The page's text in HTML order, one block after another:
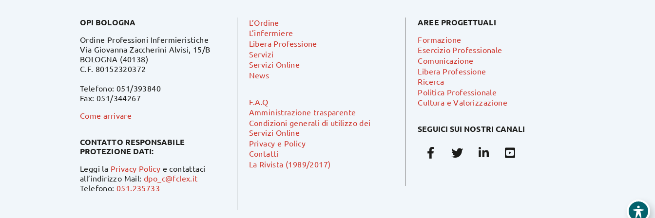
OPI BOLOGNA
Ordine Professioni Infermieristiche
Via Giovanna Zaccherini Alvisi, 15/B
BOLOGNA (40138)
C.F. 80152320372
Telefono: 051/393840
Fax: 051/344267
Come arrivare
CONTATTO RESPONSABILE
PROTEZIONE DATI:
Leggi la Privacy Policy e contattaci
all’indirizzo Mail:dpo_c@fclex.it
Telefono:051.235733
L’Ordine
L’infermiere
Libera Professione
Servizi
Servizi Online
News
F.A.Q
Amministrazione trasparente
Condizioni generali di utilizzo dei
Servizi Online
Privacy e Policy
Contatti
La Rivista (1989/2017)
AREE PROGETTUALI
Formazione
Esercizio Professionale
Comunicazione
Libera Professione
Ricerca
Politica Professionale
Cultura e Valorizzazione
SEGUICI SUI NOSTRI CANALI
FacebookTwitterLinkedin